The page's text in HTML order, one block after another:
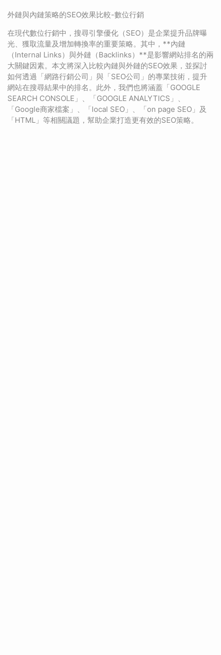
外鏈與內鏈策略的SEO效果比較-數位行銷
在現代數位行銷中，搜尋引擎優化（SEO）是企業提升品牌曝
光、獲取流量及增加轉換率的重要策略。其中，**內鏈
（Internal Links）與外鏈（Backlinks）**是影響網站排名的兩
大關鍵因素。本文將深入比較內鏈與外鏈的SEO效果，並探討
如何透過「網路行銷公司」與「SEO公司」的專業技術，提升
網站在搜尋結果中的排名。此外，我們也將涵蓋「GOOGLE
SEARCH CONSOLE」、「GOOGLE ANALYTICS」、
「Google商家檔案」、「local SEO」、「on page SEO」及
「HTML」等相關議題，幫助企業打造更有效的SEO策略。